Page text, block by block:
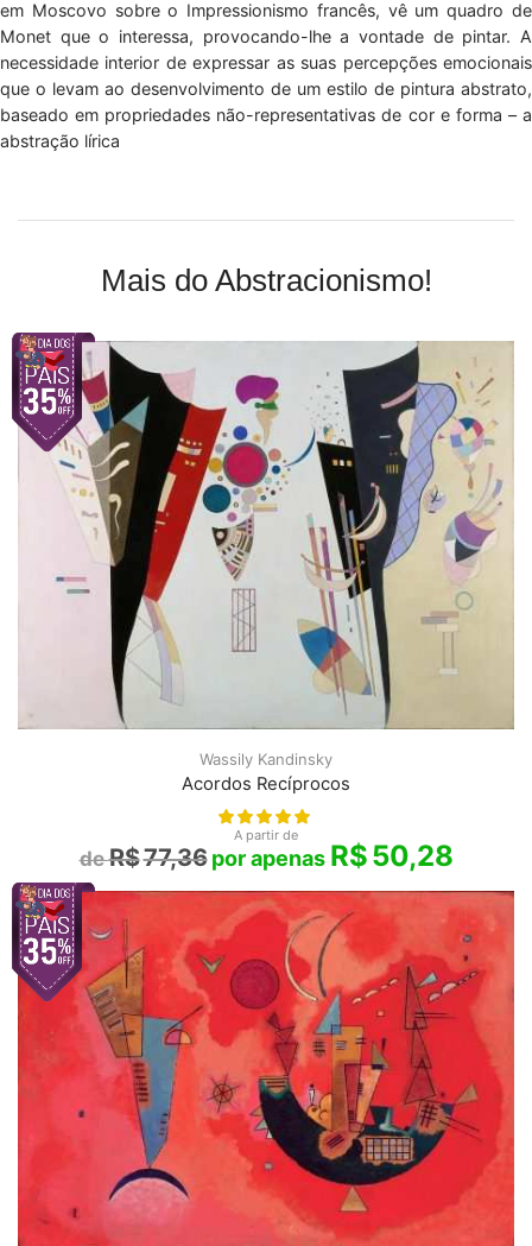
em Moscovo sobre o Impressionismo francês, vê um quadro de
Monet que o interessa, provocando-lhe a vontade de pintar. A
necessidade interior de expressar as suas percepções emocionais
que o levam ao desenvolvimento de um estilo de pintura abstrato,
baseado em propriedades não-representativas de cor e forma – a
abstração lírica
Mais do Abstracionismo!
Wassily Kandinsky
Acordos Recíprocos
A partir de
R$77,36 R$50,28